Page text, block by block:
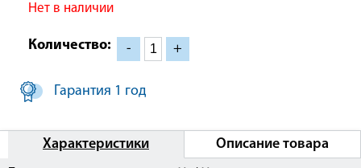
Нет в наличии
Количество: - +
Гарантия 1 год
Характеристики Описание товара